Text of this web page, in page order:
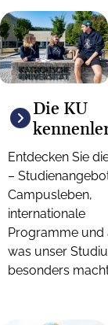
Die KU
Entdecken Sie
–
Campusleben,
internationale
Programme und
was unser
besonders